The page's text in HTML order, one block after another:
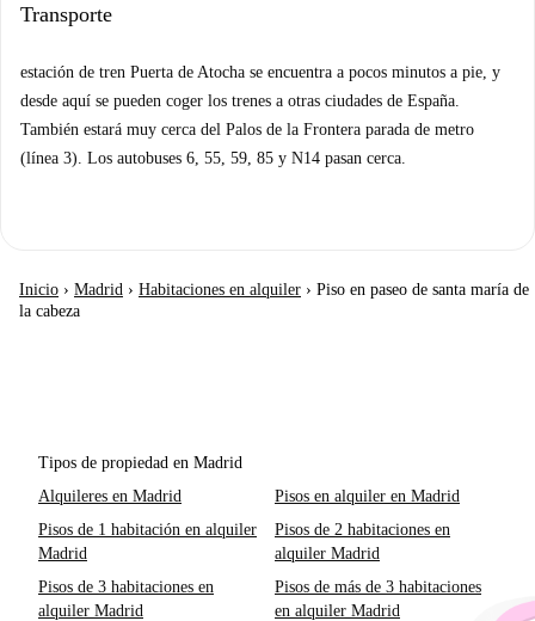
Transporte
estación de tren Puerta de Atocha se encuentra a pocos minutos a pie, y
desde aquí se pueden coger los trenes a otras ciudades de España.
También estará muy cerca del Palos de la Frontera parada de metro
(línea 3). Los autobuses 6, 55, 59, 85 y N14 pasan cerca.
Inicio › Madrid › Habitaciones en alquiler › Piso en paseo de santa maría de
la cabeza
Tipos de propiedad en Madrid
Alquileres en Madrid
Pisos en alquiler en Madrid
Pisos de 1 habitación en alquiler
Madrid
Pisos de 2 habitaciones en
alquiler Madrid
Pisos de 3 habitaciones en
alquiler Madrid
Pisos de más de 3 habitaciones
en alquiler Madrid